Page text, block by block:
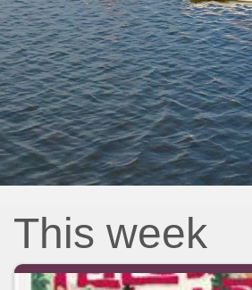
This week